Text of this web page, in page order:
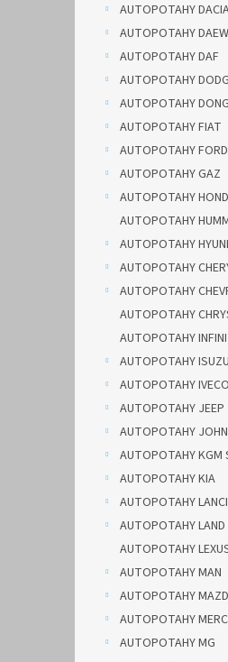
AUTOPOTAHY
AUTOPOTAHY
AUTOPOTAHY DAF
AUTOPOTAHY
AUTOPOTAHY
AUTOPOTAHY FIAT
AUTOPOTAHY FORD
AUTOPOTAHY GAZ
AUTOPOTAHY
AUTOPOTAHY
AUTOPOTAHY
AUTOPOTAHY
AUTOPOTAHY
AUTOPOTAHY
AUTOPOTAHY
AUTOPOTAHY ISUZU
AUTOPOTAHY IVECO
AUTOPOTAHY JEEP
AUTOPOTAHY
AUTOPOTAHY KGM
AUTOPOTAHY KIA
AUTOPOTAHY
AUTOPOTAHY LAND
AUTOPOTAHY
AUTOPOTAHY MAN
AUTOPOTAHY
AUTOPOTAHY
AUTOPOTAHY MG